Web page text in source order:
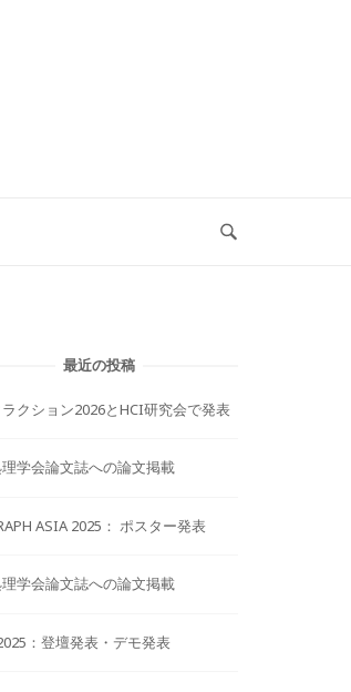
最近の投稿
クション2026とHCI研究会で発表
学会論文誌への論文掲載
ASIA 2025： ポスター発表
学会論文誌への論文掲載
：登壇発表・デモ発表